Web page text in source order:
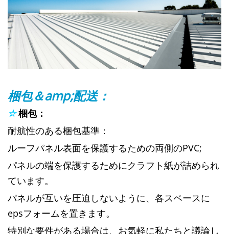
梱包＆amp;配送：
☆梱包：
耐航性のある梱包基準：
ルーフパネル表面を保護するための両側のPVC;
パネルの端を保護するためにクラフト紙が詰められ
ています。
パネルが互いを圧迫しないように、各スペースに
epsフォームを置きます。
特別な要件がある場合は、お気軽に私たちと議論し